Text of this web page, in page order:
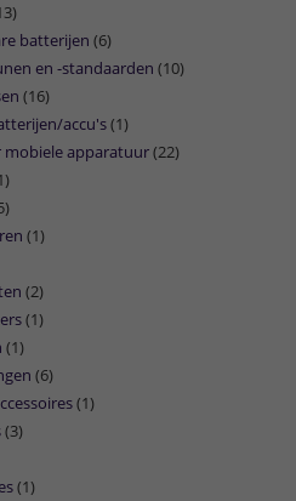
batterijen (6)
en -standaarden (10)
(16)
accu's(1)
mobiele apparatuur(22)
(1)
(2)
(1)
(1)
(6)
(1)
(3)
(1)